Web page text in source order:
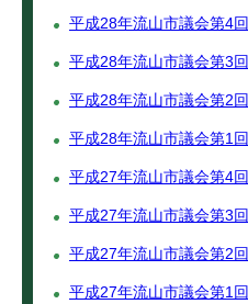
平成28年流山市議会第4
平成28年流山市議会第3
平成28年流山市議会第2
平成28年流山市議会第1
平成27年流山市議会第4
平成27年流山市議会第3
平成27年流山市議会第2
平成27年流山市議会第1